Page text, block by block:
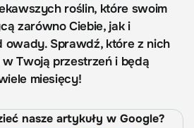
roślin, które swoim
zarówno Ciebie, jak i
Sprawdź, które z nich
Twoją przestrzeń i będą
miesięcy!
nasze artykuły w Google?